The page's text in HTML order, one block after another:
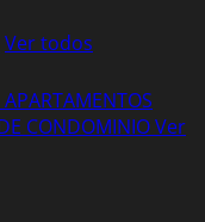
Ver todos
APARTAMENTOS
CONDOMINIOVer